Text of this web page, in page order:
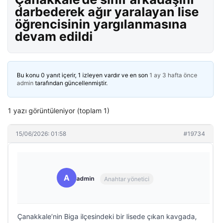
darbederek ağır yaralayan lise
öğrencisinin yargılanmasına
devam edildi
Bu konu 0 yanıt içerir, 1 izleyen vardır ve en son 1 ay 3 hafta önce
admin tarafından güncellenmiştir.
1 yazı görüntüleniyor (toplam 1)
15/06/2026: 01:58 #19734
A admin Anahtar yönetici
Çanakkale’nin Biga ilçesindeki bir lisede çıkan kavgada,